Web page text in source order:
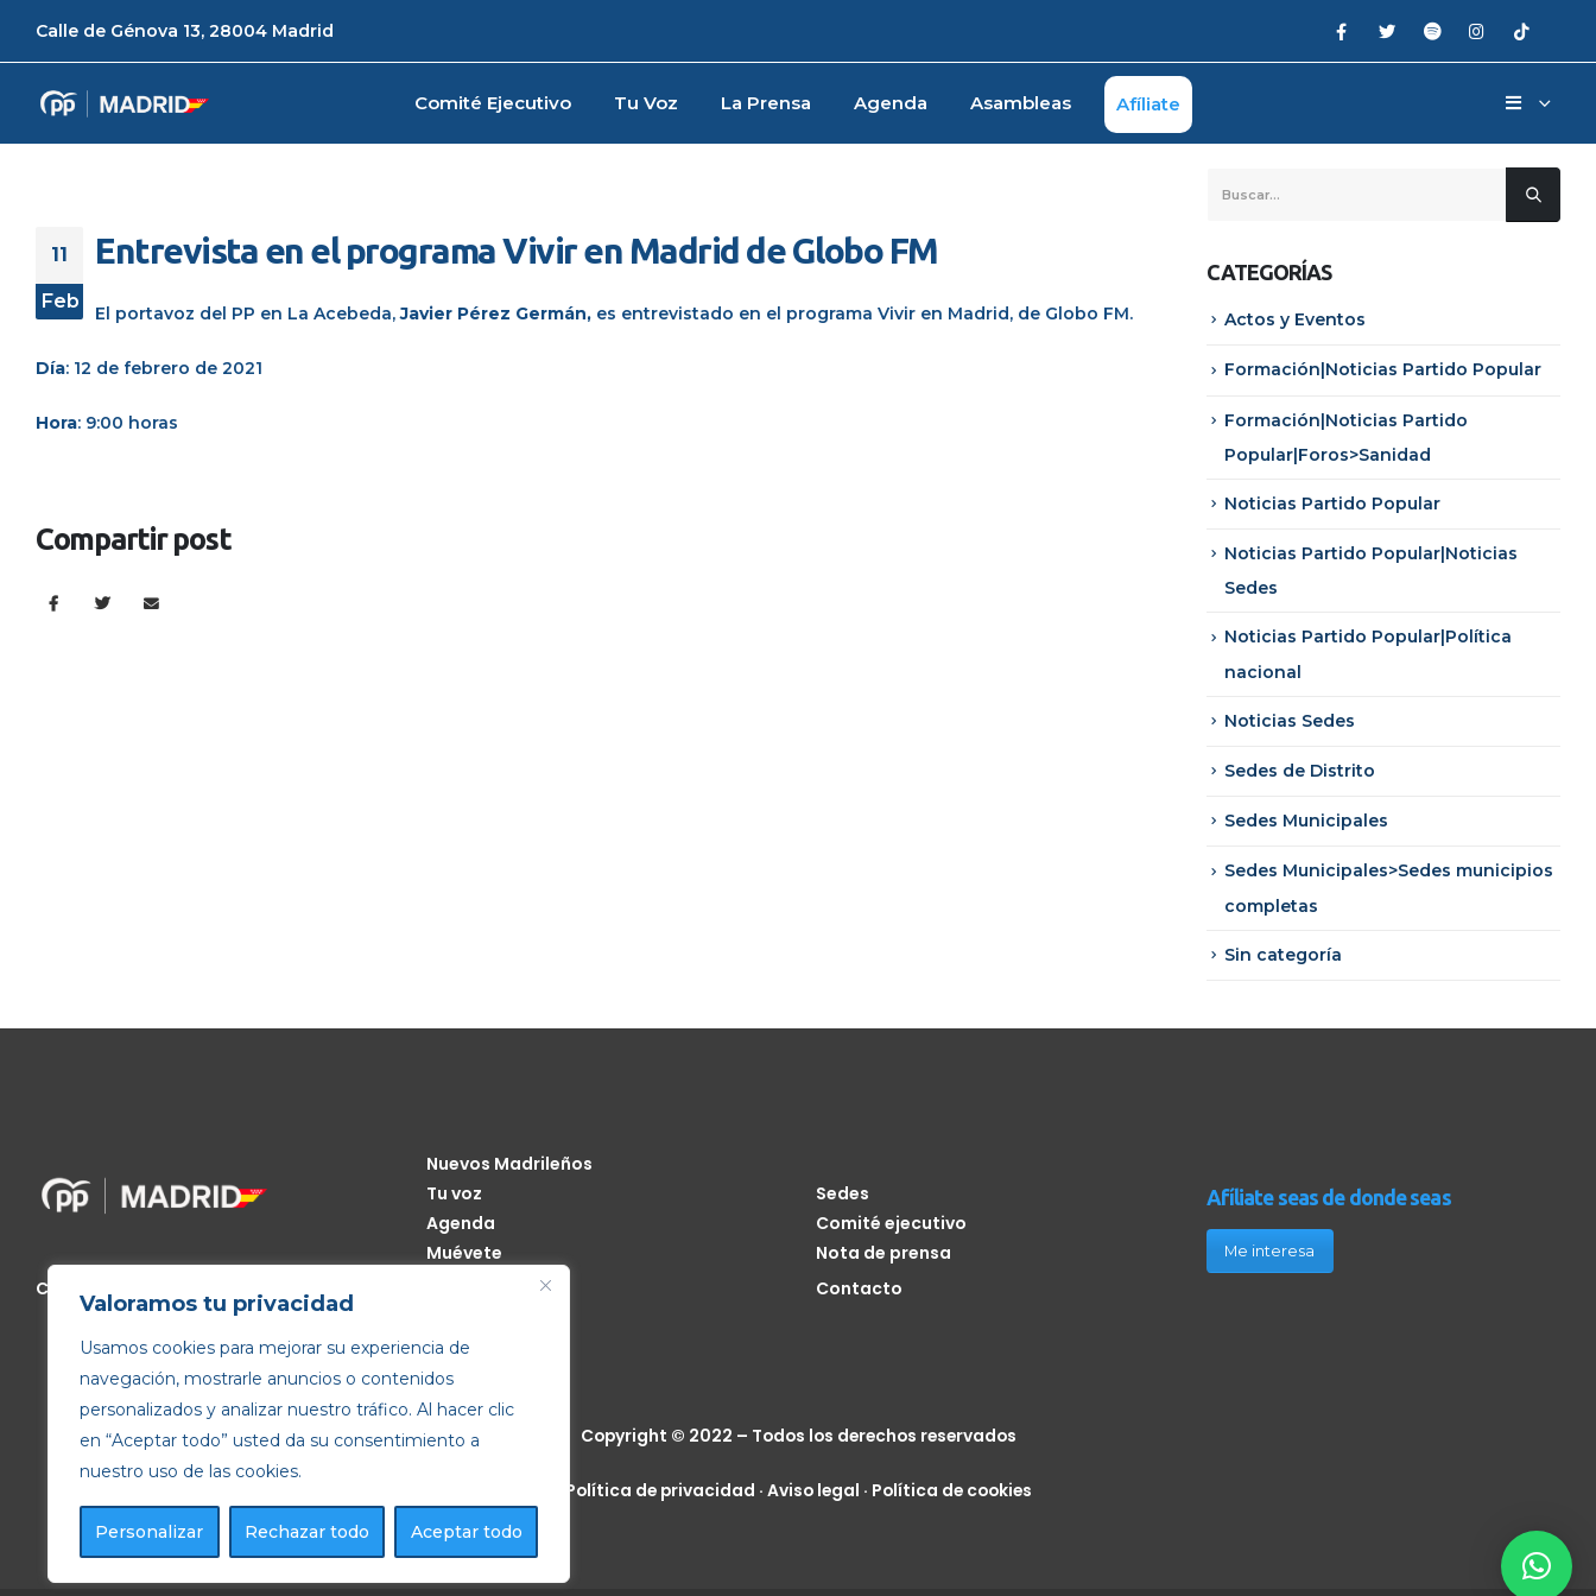
Valoramos tu privacidad
Usamos cookies para mejorar su experiencia de
navegación, mostrarle anuncios o contenidos
personalizados y analizar nuestro tráfico. Al hacer clic
en “Aceptar todo” usted da su consentimiento a
nuestro uso de las cookies.
Personalizar Rechazar todo Aceptar todo
Calle de Génova 13, 28004 Madrid
Comité Ejecutivo Tu Voz La Prensa Agenda Asambleas Afíliate
11
Feb
Entrevista en el programa Vivir en Madrid de Globo FM
El portavoz del PP en La Acebeda,Javier Pérez Germán, es entrevistado en el programa Vivir en Madrid, de Globo FM.
Día: 12 de febrero de 2021
Hora: 9:00 horas
Compartir post
CATEGORÍAS
Actos y Eventos
Formación|Noticias Partido Popular
Formación|Noticias Partido
Popular|Foros>Sanidad
Noticias Partido Popular
Noticias Partido Popular|Noticias
Sedes
Noticias Partido Popular|Política
nacional
Noticias Sedes
Sedes de Distrito
Sedes Municipales
Sedes Municipales>Sedes municipios
completas
Sin categoría
Calle de Génova, 13, 28004 Madrid
Nuevos Madrileños
Tu voz
Agenda
Muévete
Sedes
Comité ejecutivo
Nota de prensa
Contacto
Afíliate seas de donde seas
Me interesa
Copyright © 2022 – Todos los derechos reservados
Política de privacidad · Aviso legal · Política de cookies